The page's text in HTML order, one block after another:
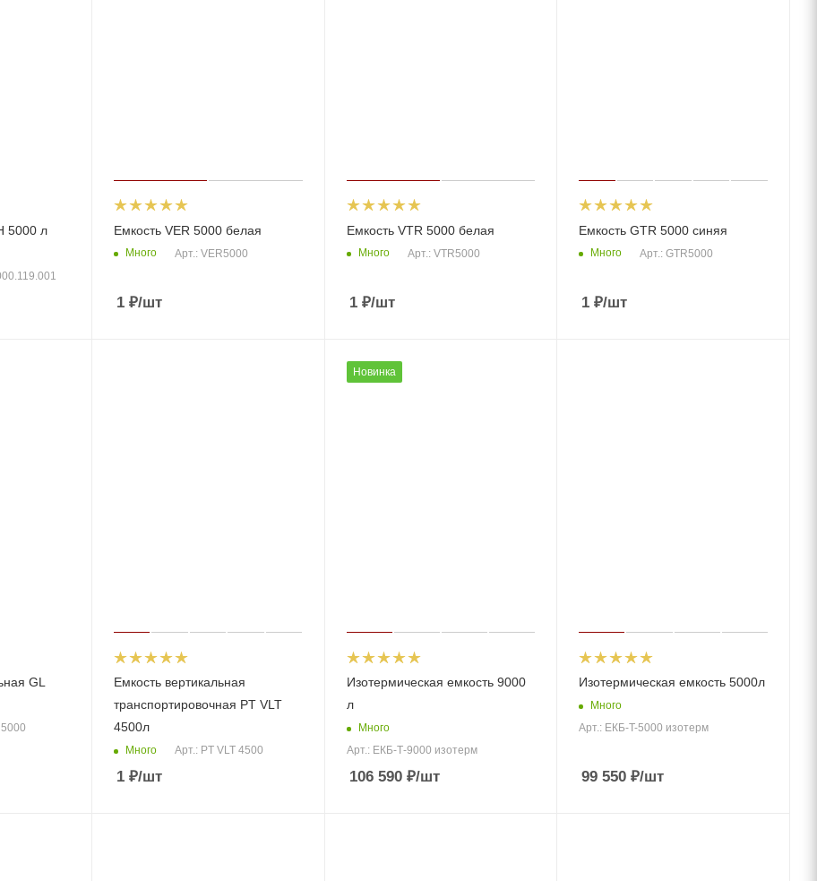
5000 л
Емкость VER 5000 белая
Много Арт.: VER5000
1₽/шт
Емкость VTR 5000 белая
Много Арт.: VTR5000
1₽/шт
Емкость GTR 5000 синяя
Много Арт.: GTR5000
1 ₽/шт
GL
Емкость вертикальная
транспортировочная PT VLT
4500л
Много Арт.: PT VLT 4500
1₽/шт
Новинка
Изотермическая емкость 9000
л
Много
Арт.: ЕКБ-Т-9000 изотерм
106 590₽/шт
Изотермическая емкость 5000л
Много
Арт.: ЕКБ-T-5000 изотерм
99 550 ₽/шт